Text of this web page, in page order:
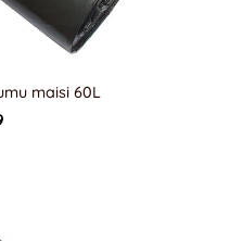
maisi 60L